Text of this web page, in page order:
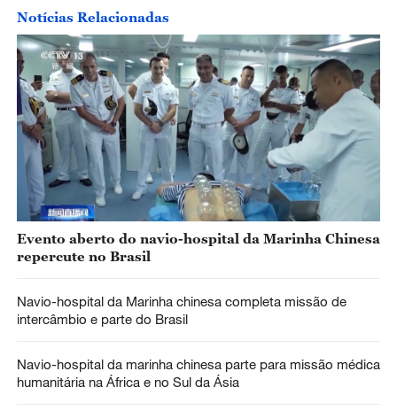
Notícias Relacionadas
Evento aberto do navio-hospital da Marinha Chinesa
repercute no Brasil
Navio-hospital da Marinha chinesa completa missão de
intercâmbio e parte do Brasil
Navio-hospital da marinha chinesa parte para missão médica
humanitária na África e no Sul da Ásia